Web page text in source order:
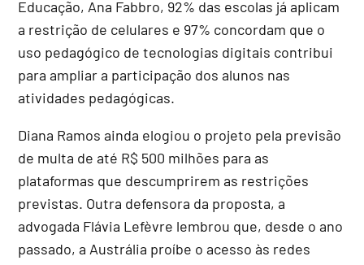
Educação, Ana Fabbro, 92% das escolas já aplicam
a restrição de celulares e 97% concordam que o
uso pedagógico de tecnologias digitais contribui
para ampliar a participação dos alunos nas
atividades pedagógicas.
Diana Ramos ainda elogiou o projeto pela previsão
de multa de até R$ 500 milhões para as
plataformas que descumprirem as restrições
previstas. Outra defensora da proposta, a
advogada Flávia Lefèvre lembrou que, desde o ano
passado, a Austrália proíbe o acesso às redes